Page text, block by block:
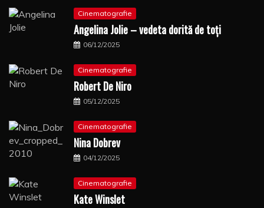
Cinematografie
Angelina Jolie – vedeta dorită de toți
06/12/2025
Cinematografie
Robert De Niro
05/12/2025
Cinematografie
Nina Dobrev
04/12/2025
Cinematografie
Kate Winslet